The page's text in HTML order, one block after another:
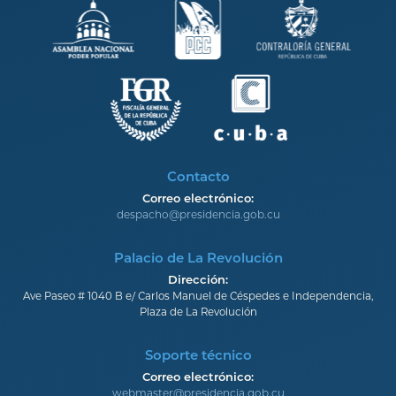
Contacto
Correo electrónico:
despacho@presidencia.gob.cu
Palacio de La Revolución
Dirección:
Ave Paseo # 1040 B e/ Carlos Manuel de Céspedes e Independencia,
Plaza de La Revolución
Soporte técnico
Correo electrónico:
webmaster@presidencia.gob.cu